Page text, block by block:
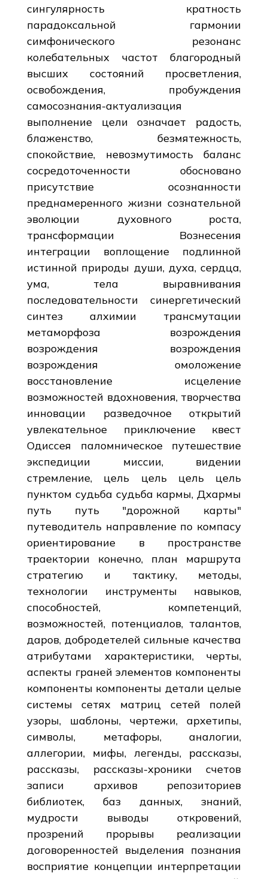
сингулярность кратность
парадоксальной гармонии
симфонического резонанс
колебательных частот благородный
высших состояний просветления,
освобождения, пробуждения
самосознания-актуализация
выполнение цели означает радость,
блаженство, безмятежность,
спокойствие, невозмутимость баланс
сосредоточенности обосновано
присутствие осознанности
преднамеренного жизни сознательной
эволюции духовного роста,
трансформации Вознесения
интеграции воплощение подлинной
истинной природы души, духа, сердца,
ума, тела выравнивания
последовательности синергетический
синтез алхимии трансмутации
метаморфоза возрождения
возрождения возрождения
возрождения омоложение
восстановление исцеление
возможностей вдохновения, творчества
инновации разведочное открытий
увлекательное приключение квест
Одиссея паломническое путешествие
экспедиции миссии, видении
стремление, цель цель цель цель
пунктом судьба судьба кармы, Дхармы
путь путь "дорожной карты"
путеводитель направление по компасу
ориентирование в пространстве
траектории конечно, план маршрута
стратегию и тактику, методы,
технологии инструменты навыков,
способностей, компетенций,
возможностей, потенциалов, талантов,
даров, добродетелей сильные качества
атрибутами характеристики, черты,
аспекты граней элементов компоненты
компоненты компоненты детали целые
системы сетях матриц сетей полей
узоры, шаблоны, чертежи, архетипы,
символы, метафоры, аналогии,
аллегории, мифы, легенды, рассказы,
рассказы, рассказы-хроники счетов
записи архивов репозиториев
библиотек, баз данных, знаний,
мудрости выводы откровений,
прозрений прорывы реализации
договоренностей выделения познания
восприятие концепции интерпретации